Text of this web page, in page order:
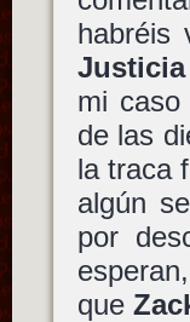
habréis
Justicia
mi
de las
la traca
algún
por
que